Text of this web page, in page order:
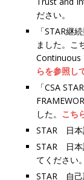
ださい。
「STAR継
ました。こ
Continuous
らを参照し
「CSA
した。 こち
STAR 日本
STAR 日本
てください。
STAR 自己